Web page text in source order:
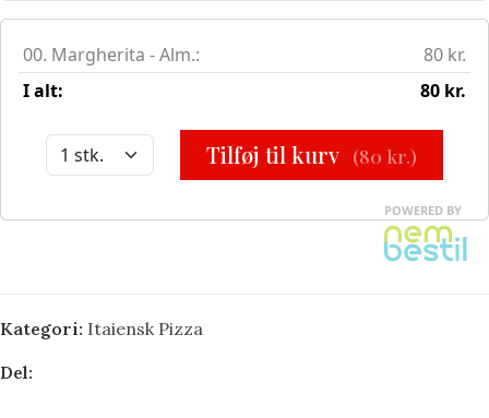
Kategori: Itaiensk Pizza
Del: